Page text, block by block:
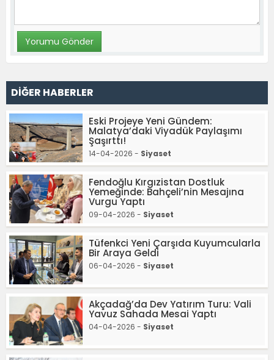
DİĞER HABERLER
Eski Projeye Yeni Gündem:
Malatya’daki Viyadük Paylaşımı
Şaşırttı!
14-04-2026 - Siyaset
Fendoğlu Kırgızistan Dostluk
Yemeğinde: Bahçeli’nin Mesajına
Vurgu Yaptı
09-04-2026 - Siyaset
Tüfenkci Yeni Çarşıda Kuyumcularla
Bir Araya Geldi
06-04-2026 - Siyaset
Akçadağ’da Dev Yatırım Turu: Vali
Yavuz Sahada Mesai Yaptı
04-04-2026 - Siyaset